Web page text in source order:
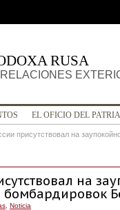
RUSA
EL OFICIO DEL
присутствовал на
на
Noticia